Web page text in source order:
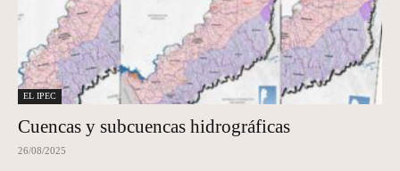
EL IPEC
Cuencas y subcuencas hidrográficas
26/08/2025